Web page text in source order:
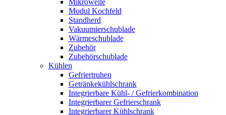
Mikrowelle
Modul Kochfeld
Standherd
Vakuumierschublade
Wärmeschublade
Zubehör
Zubehörschublade
Kühlen
Gefriertruhen
Getränkekühlschrank
Integrierbare Kühl- / Gefrierkombination
Integrierbarer Gefrierschrank
Integrierbarer Kühlschrank